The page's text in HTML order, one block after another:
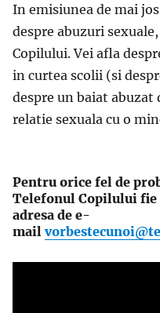
In emisiunea de mai
despre abuzuri
Copilului. Vei afla
in curtea scolii (si
despre un baiat abuzat
relatie sexuala cu o
Pentru orice fel de
Telefonul Copilului fie
adresa de e-
mail